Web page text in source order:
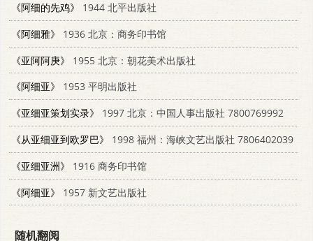
《阿细的先鸡》
1944 北平出版社
《阿细雅》
1936 北京：商务印书馆
《亚阿阿庚》
1955 北京：朝花美术出版社
《阿细亚》
1953 平明出版社
《亚细亚策划实录》
1997 北京：中国人事出版社 7800769992
《从亚细亚到欧罗巴》
1998 福州：海峡文艺出版社 7806402039
《亚细亚洲》
1916 商务印书馆
《阿细亚》
1957 新文艺出版社
随机翻阅